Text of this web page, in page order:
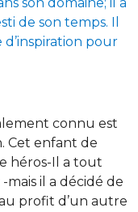
de son temps. Il
pour
connu est
Cet enfant de
héros-Il a tout
mais il a décidé de
profit d’un autre